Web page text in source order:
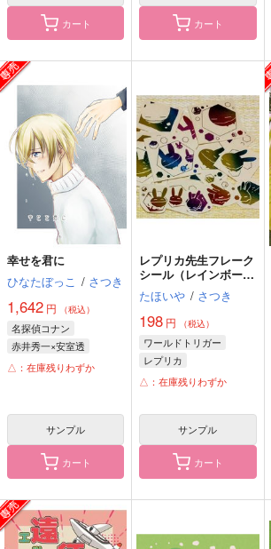
カート カート
幸せを君に
ひなたぼっこ / さつき
1,642 円 （税込）
名探偵コナン
赤井秀一×安室透
赤井秀一
安室透
△：在庫残りわずか
サンプル
カート
レプリカ先生フレーク
シール（レインボー
箔）
たほいや / さつき
198 円 （税込）
ワールドトリガー
レプリカ
△：在庫残りわずか
サンプル
カート